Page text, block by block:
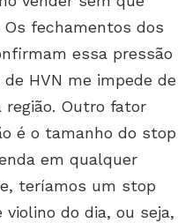
Os fechamentos dos
essa pressão
HVN me impede de
região. Outro fator
é o tamanho do stop
em qualquer
teríamos um stop
do dia, ou seja,